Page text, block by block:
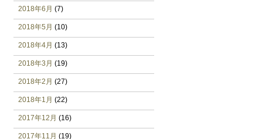
2018年6月 (7)
2018年5月 (10)
2018年4月 (13)
2018年3月 (19)
2018年2月 (27)
2018年1月 (22)
2017年12月 (16)
2017年11月 (19)